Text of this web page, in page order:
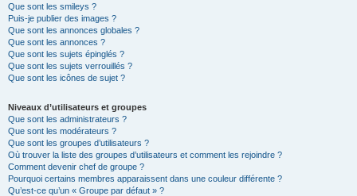
Que sont les smileys ?
Puis-je publier des images ?
Que sont les annonces globales ?
Que sont les annonces ?
Que sont les sujets épinglés ?
Que sont les sujets verrouillés ?
Que sont les icônes de sujet ?
Niveaux d’utilisateurs et groupes
Que sont les administrateurs ?
Que sont les modérateurs ?
Que sont les groupes d’utilisateurs ?
Où trouver la liste des groupes d’utilisateurs et comment les rejoindre ?
Comment devenir chef de groupe ?
Pourquoi certains membres apparaissent dans une couleur différente ?
Qu’est-ce qu’un « Groupe par défaut » ?